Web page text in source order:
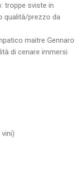
troppe sviste in
qualità/prezzo da
maitre Gennaro
di cenare immersi